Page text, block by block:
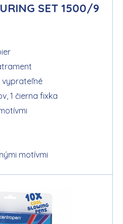
SET 1500/9
vyprateľné
1 čierna fixka
motívmi